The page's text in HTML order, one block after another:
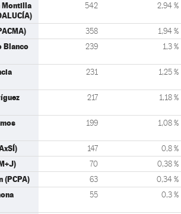
Montilla
542 2,94 %
358 1,94 %
Blanco
239 1,3 %
231 1,25 %
217 1,18 %
199 1,08 %
147 0,8 %
70 0,38 %
(PCPA) 63 0,34 %
55 0,3 %